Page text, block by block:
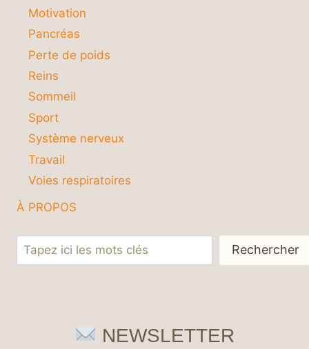
Motivation
Pancréas
Perte de poids
Reins
Sommeil
Sport
Système nerveux
Travail
Voies respiratoires
À PROPOS
Rechercher Rechercher
NEWSLETTER